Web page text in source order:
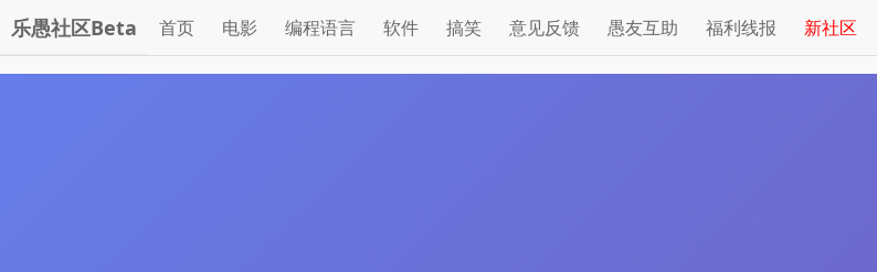
乐愚社区Beta 首页 电影 编程语言 软件 搞笑 意见反馈 愚友互助 福利线报 新社区